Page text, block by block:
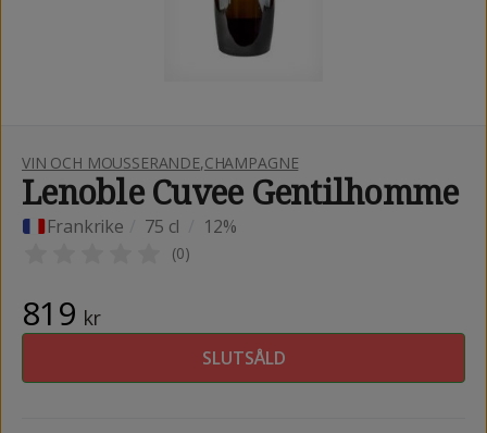
VIN OCH MOUSSERANDE,CHAMPAGNE
Lenoble Cuvee Gentilhomme
Frankrike 75 cl 12%
(0)
819 kr
SLUTSÅLD